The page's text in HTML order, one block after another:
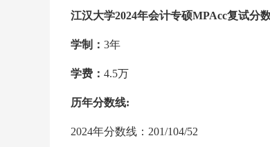
江汉大学2024年会计专硕MPAcc复试分
学制： 3年
学费： 4.5万
历年分数线:
2024年分数线：201/104/52